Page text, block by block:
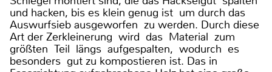
und hacken, bis es klein genug ist um durch das
Auswurfsieb ausgeworfen zu werden. Durch diese
Art der Zerkleinerung wird das Material zum
größten Teil längs aufgespalten, wodurch es
besonders gut zu kompostieren ist. Das in